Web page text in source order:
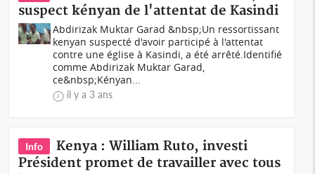
suspect kényan de l'attentat de Kasindi
Abdirizak Muktar Garad &nbsp;Un ressortissant
kenyan suspecté d'avoir participé à l'attentat
contre une église à Kasindi, a été arrêté.Identifié
comme Abdirizak Muktar Garad,
ce&nbsp;Kényan...
il y a 3 ans
Info
Kenya : William Ruto, investi
Président promet de travailler avec tous